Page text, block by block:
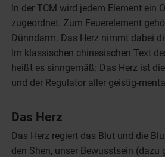
In der TCM wird jedem Element ein
zugeordnet. Zum Feuerelement
Dünndarm. Das Herz nimmt dabei
Im klassischen chinesischen Text
heißt es sinngemäß: Das Herz ist
und der Regulator aller geistig-
Das Herz
Das Herz regiert das Blut und die
den Shen, unser Bewusstsein (dazu